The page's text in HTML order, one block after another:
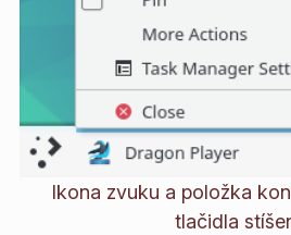
Ikona zvuku a položka
tlačidla